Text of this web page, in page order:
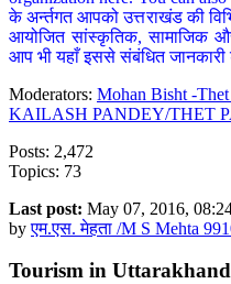
के अर्न्तगत आपको उत्तराखंड की
आयोजित सांस्कृतिक, सामाजिक
आप भी यहाँ इससे संबंधित
Moderators: Mohan Bisht -Thet
KAILASH PANDEY/THET
Posts: 2,472
Topics: 73
Last post: May 07, 2016,
byएम.एस. मेहता /M S Mehta
Tourism in Uttarakhand